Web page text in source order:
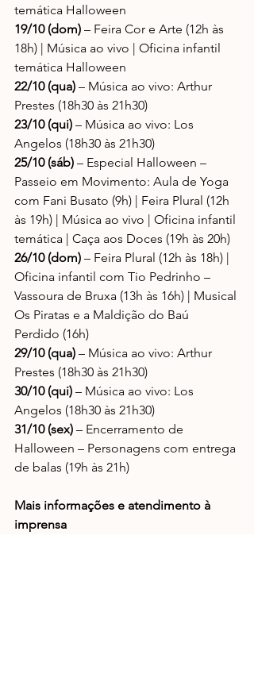
temática Halloween
19/10 (dom) – Feira Cor e Arte (12h às
18h) | Música ao vivo | Oficina infantil
temática Halloween
22/10 (qua) – Música ao vivo: Arthur
Prestes (18h30 às 21h30)
23/10 (qui) – Música ao vivo: Los
Angelos (18h30 às 21h30)
25/10 (sáb) – Especial Halloween –
Passeio em Movimento: Aula de Yoga
com Fani Busato (9h) | Feira Plural (12h
às 19h) | Música ao vivo | Oficina infantil
temática | Caça aos Doces (19h às 20h)
26/10 (dom) – Feira Plural (12h às 18h) |
Oficina infantil com Tio Pedrinho –
Vassoura de Bruxa (13h às 16h) | Musical
Os Piratas e a Maldição do Baú
Perdido (16h)
29/10 (qua) – Música ao vivo: Arthur
Prestes (18h30 às 21h30)
30/10 (qui) – Música ao vivo: Los
Angelos (18h30 às 21h30)
31/10 (sex) – Encerramento de
Halloween – Personagens com entrega
de balas (19h às 21h)
Mais informações e atendimento à
imprensa